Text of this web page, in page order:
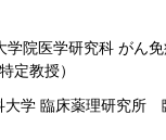
学院医学研究科 がん
定教授）
学 臨床薬理研究所